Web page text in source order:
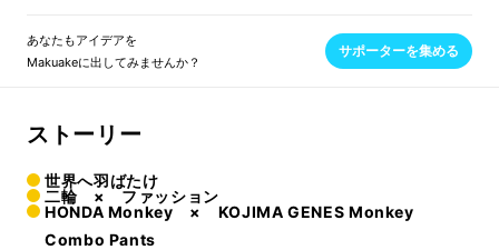
あなたもアイデアを
Makuakeに出してみませんか？
サポーターを集める
ストーリー
世界へ羽ばたけ
二輪 × ファッション
HONDA Monkey × KOJIMA GENES Monkey
Combo Pants